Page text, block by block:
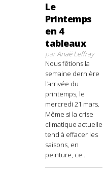
Le
Printemps
en 4
tableaux
parAnaë Leffray
Nous fêtions la
semaine dernière
l’arrivée du
printemps, le
mercredi 21 mars.
Même si la crise
climatique actuelle
tend à effacer les
saisons, en
peinture, ce...